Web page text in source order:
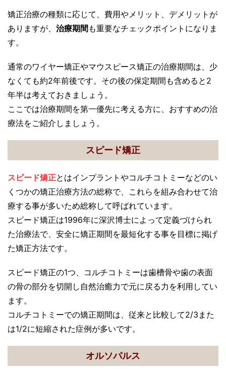
矯正治療の種類に応じて、費用やメリット、デメリットが
ありますが、 治療期間も重要なチェックポイントになりま
す。
通常のワイヤー矯正やマウスピース矯正の治療期間は、少
なくても約2年前後です。その後の保定期間も含めると2
年半は考えておきましょう。
ここでは治療期間を第一優先に考える方に、おすすめの治
療法をご紹介しましょう。
スピード矯正
スピード矯正とはインプラントやコルチコトミーなどのい
くつかの矯正治療方法の総称で、これらを組み合わせて治
療する事が多いため総称して呼ばれています。
スピード矯正は1996年に深沢博士によって定義づけられ
た治療法で、安全に矯正期間を最短化する事を目標に掲げ
た矯正方法です。
スピード矯正の1つ、コルチコトミーは歯槽骨や歯の表面
の骨の部分を切開し自然治癒力で元に戻る力を利用してい
ます。
コルチコトミーでの矯正期間は、従来と比較して2/3また
は1/2に短縮された症例が多いです。
オルソパルス